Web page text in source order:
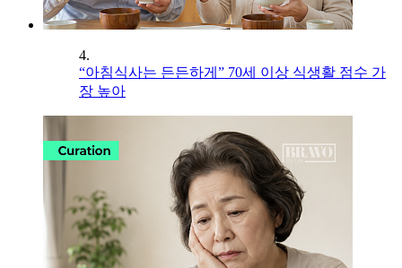
4.
“아침식사는 든든하게” 70세 이상 식생활 점수 가
장 높아